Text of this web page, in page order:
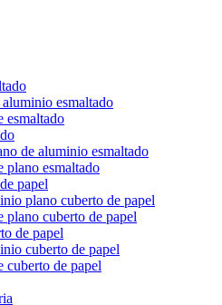
esmaltado
esmaltado
de aluminio esmaltado
plano esmaltado
papel
plano cuberto de papel
plano cuberto de papel
de papel
cuberto de papel
cuberto de papel